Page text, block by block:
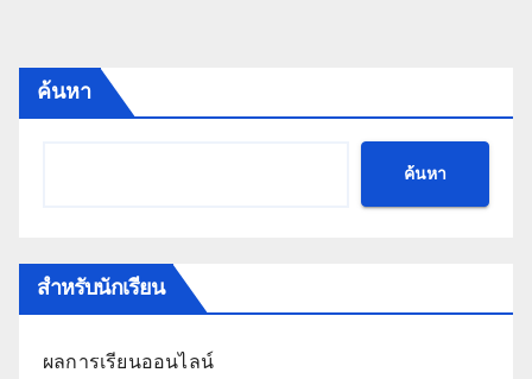
ค้นหา
ค้นหา
สำหรับนักเรียน
ผลการเรียนออนไลน์